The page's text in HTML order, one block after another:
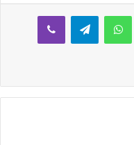
واتساب تيلقرام ڤايبر